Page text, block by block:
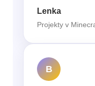
Lenka
Projekty v
B